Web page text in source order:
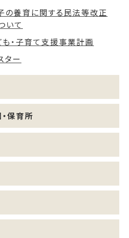
の養育に関する民法等改正
いて
・子育て支援事業計画
ー
保育所